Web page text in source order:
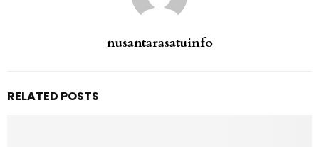
nusantarasatuinfo
RELATED POSTS